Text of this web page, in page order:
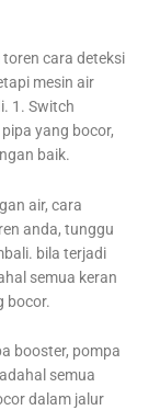
cara deteksi
mesin air
1. Switch
yang bocor,
baik.
air, cara
anda, tunggu
bila terjadi
semua keran
bocor.
booster, pompa
semua
dalam jalur